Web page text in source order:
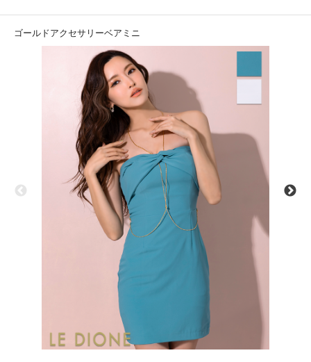
ゴールドアクセサリーベアミニ